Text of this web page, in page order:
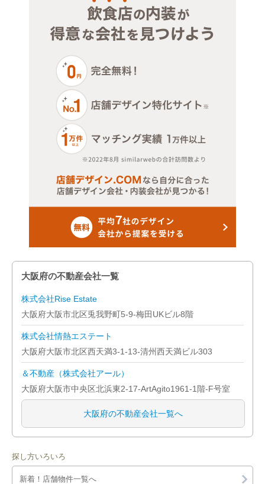
ジム・教室・スタジオ
その他サービス・その他
大阪市大正区
大阪市天王寺区
大阪市浪速区
大阪市西淀川区
大阪市東淀川区
大阪市生野区
大阪市城東区
大阪市阿倍野区
大阪市住吉区
大阪市東住吉区
大阪市西成区
大阪市淀川区
大阪市住之江区
大阪市平野区
大阪府の不動産会社一覧
株式会社Rise Estate
大阪府大阪市北区兎我野町5-9-梅田UKビル8階
株式会社情熱エステート
大阪府大阪市北区西天満3-1-13-清州西天満ビル303
＆不動産（株式会社アール）
大阪府大阪市中央区北浜東2-17-ArtAgito1961-1階-F号室
大阪府の不動産会社一覧へ
探し方いろいろ
新着！店舗物件一覧へ